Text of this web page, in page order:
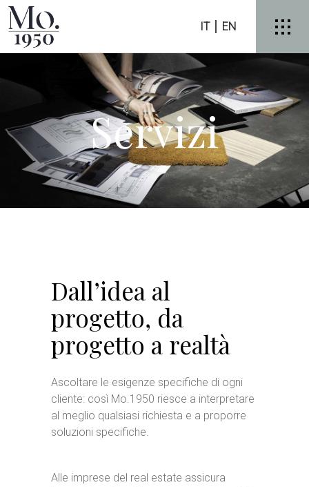
IT EN
Servizi
Dall’idea al
progetto, da
progetto a realtà
Ascoltare le esigenze specifiche di ogni
cliente: così Mo.1950 riesce a interpretare
al meglio qualsiasi richiesta e a proporre
soluzioni specifiche.
Alle imprese del real estate assicura